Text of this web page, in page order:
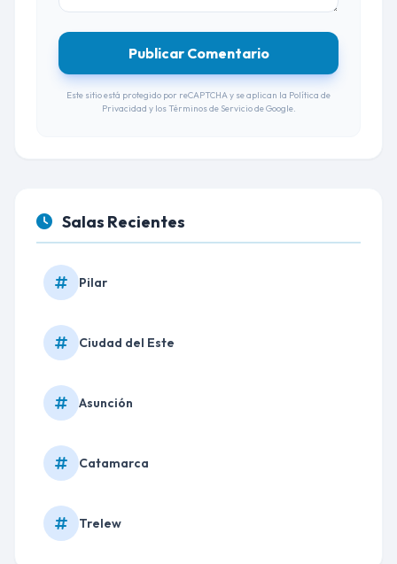
Salas Recientes
Pilar
Ciudad del Este
Asunción
Catamarca
Trelew
Publicar Comentario
Este sitio está protegido por reCAPTCHA y se aplican la Política de
Privacidad y losTérminos de Serviciode Google.